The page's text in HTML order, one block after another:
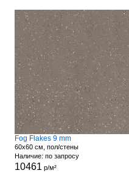
Fog Flakes 9 mm
60x60 см, пол/стены
Наличие: по запросу
10461 р/м²